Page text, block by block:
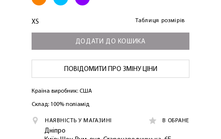
XS Таблиця розмірів
ДОДАТИ ДО КОШИКА
ПОВІДОМИТИ ПРО ЗМІНУ ЦІНИ
Країна виробник: США
Склад: 100% поліамід
НАЯВНІСТЬ У МАГАЗИНІ В ОБРАНЕ
Дніпро
ЛАСКАВО ПРОСИМО ДО
NOSOVSKI.COM! ПРИЙМІТЬ ВІД НАС
ПРИВІТНИЙ БОНУС - ЗНИЖКУ НА